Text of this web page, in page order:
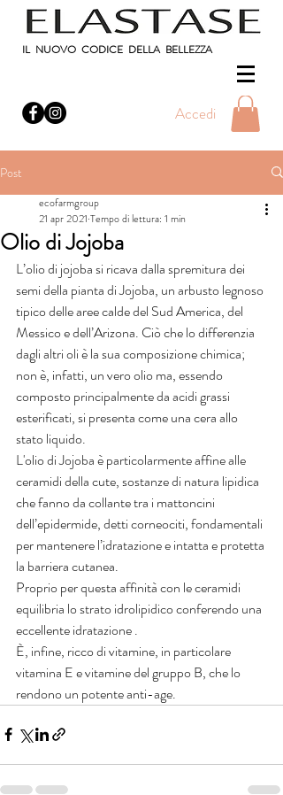
IL NUOVO CODICE DELLA BELLEZZA
Accedi
Post
Olio di Jojoba
ecofarmgroup
21 apr 2021 Tempo di lettura: 1 min
L’olio di jojoba si ricava dalla spremitura dei
semi della pianta di Jojoba, un arbusto legnoso
tipico delle aree calde del Sud America, del
Messico e dell’Arizona. Ciò che lo differenzia
dagli altri oli è la sua composizione chimica;
non è, infatti, un vero olio ma, essendo
composto principalmente da acidi grassi
esterificati, si presenta come una cera allo
stato liquido.
L'olio di Jojoba è particolarmente affine alle
ceramidi della cute, sostanze di natura lipidica
che fanno da collante tra i mattoncini
dell’epidermide, detti corneociti, fondamentali
per mantenere l’idratazione e intatta e protetta
la barriera cutanea.
Proprio per questa affinità con le ceramidi
equilibria lo strato idrolipidico conferendo una
eccellente idratazione .
È, infine, ricco di vitamine, in particolare
vitamina E e vitamine del gruppo B, che lo
rendono un potente anti-age.